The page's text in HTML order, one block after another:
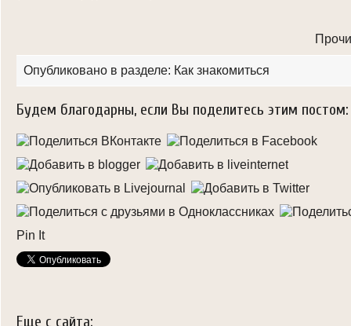
Опубликовано в разделе: Как знакомиться
Будем благодарны, если Вы поделитесь этим постом:
Pin It
Еще с сайта: